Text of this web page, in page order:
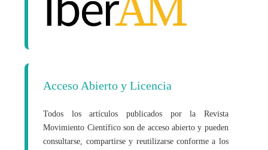
Acceso Abierto y Licencia
Todos los artículos publicados por la Revista
Movimiento Científico son de acceso abierto y pueden
consultarse, compartirse y reutilizarse conforme a los